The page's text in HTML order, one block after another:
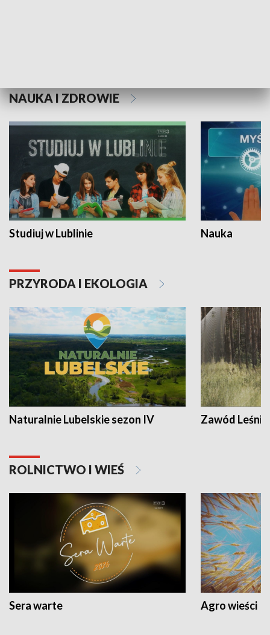
NAUKA I ZDROWIE
Studiuj w Lublinie Nauka
PRZYRODA I EKOLOGIA
Naturalnie Lubelskie sezon IV Zawód Leśnik
ROLNICTWO I WIEŚ
Sera warte Agro wieści